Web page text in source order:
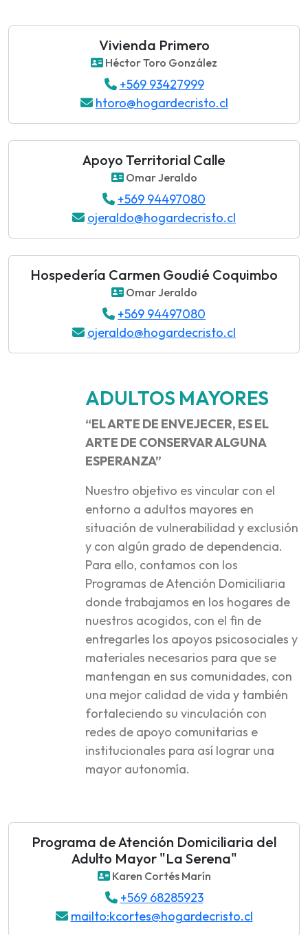
Vivienda Primero
Héctor Toro González
+569 93427999
htoro@hogardecristo.cl
Apoyo Territorial Calle
Omar Jeraldo
+569 94497080
ojeraldo@hogardecristo.cl
Hospedería Carmen Goudié Coquimbo
Omar Jeraldo
+569 94497080
ojeraldo@hogardecristo.cl
ADULTOS MAYORES
“EL ARTE DE ENVEJECER, ES EL
ARTE DE CONSERVAR ALGUNA
ESPERANZA”
Nuestro objetivo es vincular con el
entorno a adultos mayores en
situación de vulnerabilidad y exclusión
y con algún grado de dependencia.
Para ello, contamos con los
Programas de Atención Domiciliaria
donde trabajamos en los hogares de
nuestros acogidos, con el fin de
entregarles los apoyos psicosociales y
materiales necesarios para que se
mantengan en sus comunidades, con
una mejor calidad de vida y también
fortaleciendo su vinculación con
redes de apoyo comunitarias e
institucionales para así lograr una
mayor autonomía.
Programa de Atención Domiciliaria del
Adulto Mayor "La Serena"
Karen Cortés Marín
+569 68285923
mailto:kcortes@hogardecristo.cl